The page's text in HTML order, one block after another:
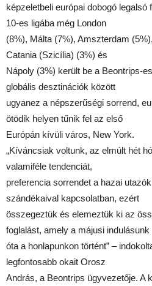
képzeletbeli európai dobogó legalsó
10-es ligába még London
(8%), Málta (7%), Amszterdam
Catania (Szicília) (3%) és
Nápoly (3%) került be a Beontrips-
globális desztinációk között
ugyanez a népszerűségi sorrend,
ötödik helyen tűnik fel az első
Európán kívüli város, New York.
„Kíváncsiak voltunk, az elmúlt hét
valamiféle tendenciát,
preferencia sorrendet a hazai
szándékaival kapcsolatban, ezért
összegeztük és elemeztük ki az
foglalást, amely a májusi indulásunk
óta a honlapunkon történt” –
legfontosabb okait Orosz
András, a Beontrips ügyvezetője. A